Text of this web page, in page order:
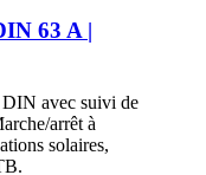
63 A |
avec suivi de
arrêt à
solaires,